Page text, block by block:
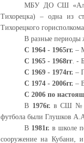
МБУ ДО СШ
Тихорецка) – одна из
Тихорецкого горисполкома
В разные периоды
С 1964 - 1965гг. –
С 1965 - 1968гг. -
С 1969 - 1974гг. –
С 1974 - 2006гг. –
С 2006 по
В 1976г. в СШ № 1
футбола были Глушков
В 1981г. в школе
сооружение на Кубани,